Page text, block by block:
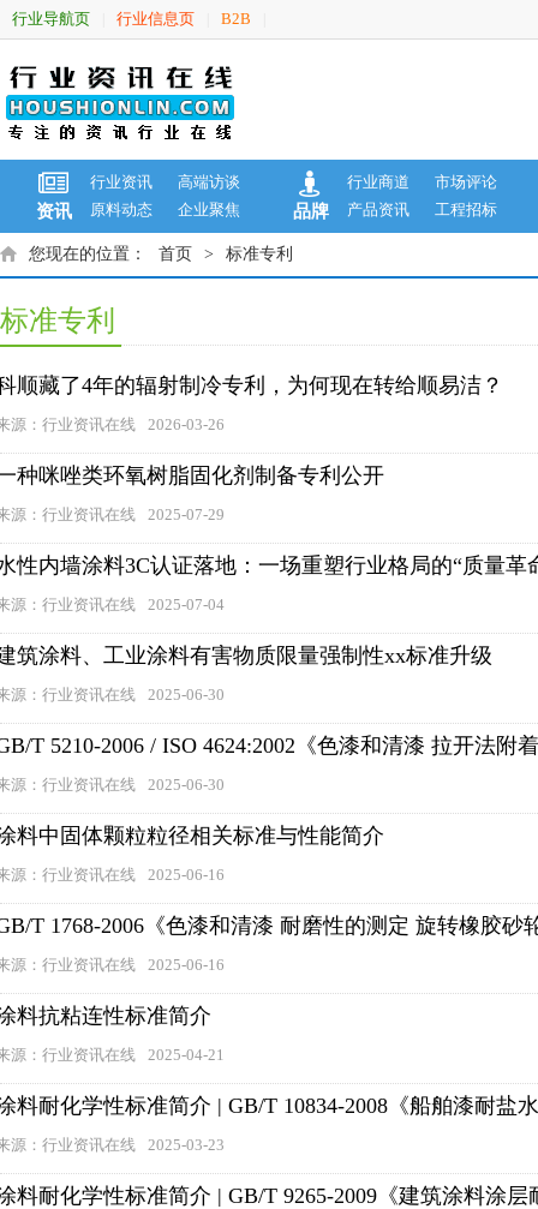
行业导航页 行业信息页 B2B
资讯
行业资讯
高端访谈
原料动态
企业聚焦 品牌
行业商道
市场评论
产品资讯
工程招标
您现在的位置： 首页 > 标准专利
标准专利
顺藏了4年的辐射制冷专利，为何现在转给顺易洁？
源：行业资讯在线 2026-03-26
种咪唑类环氧树脂固化剂制备专利公开
源：行业资讯在线 2025-07-29
性内墙涂料3C认证落地：一场重塑行业格局的“质量革
源：行业资讯在线 2025-07-04
筑涂料、工业涂料有害物质限量强制性xx标准升级
源：行业资讯在线 2025-06-30
T 5210-2006 / ISO 4624:2002《色漆和清漆 拉开法附
源：行业资讯在线 2025-06-30
料中固体颗粒粒径相关标准与性能简介
源：行业资讯在线 2025-06-16
T 1768-2006《色漆和清漆 耐磨性的测定 旋转橡胶砂
源：行业资讯在线 2025-06-16
料抗粘连性标准简介
源：行业资讯在线 2025-04-21
料耐化学性标准简介 | GB/T 10834-2008《船舶漆耐盐
源：行业资讯在线 2025-03-23
料耐化学性标准简介 | GB/T 9265-2009《建筑涂料涂